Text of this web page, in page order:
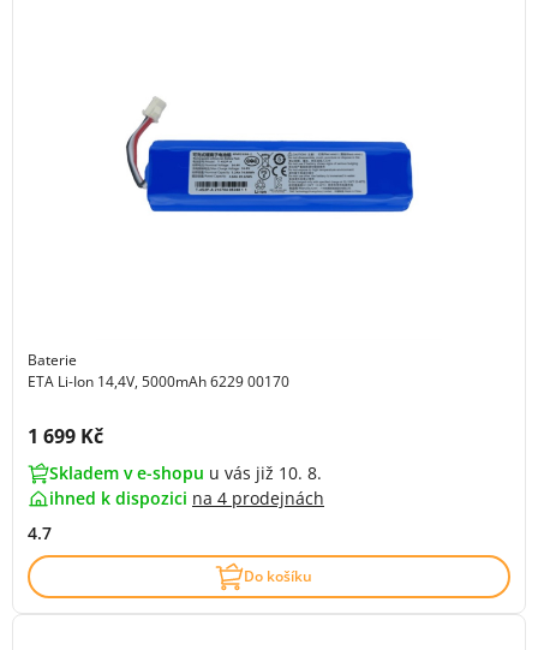
Baterie
ETA Li-Ion 14,4V, 5000mAh 6229 00170
Cena s DPH:
1 699 Kč
Skladem v e-shopu u vás již 10. 8.
ihned k dispozici na 4 prodejnách
4.7
Do košíku